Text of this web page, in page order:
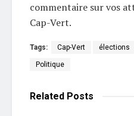
commentaire sur vos
Cap-Vert.
Tags: Cap-Vert élections
Politique
Related Posts